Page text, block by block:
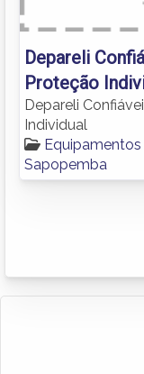
Depareli
Proteção
Depareli
Individual
Sapopemba